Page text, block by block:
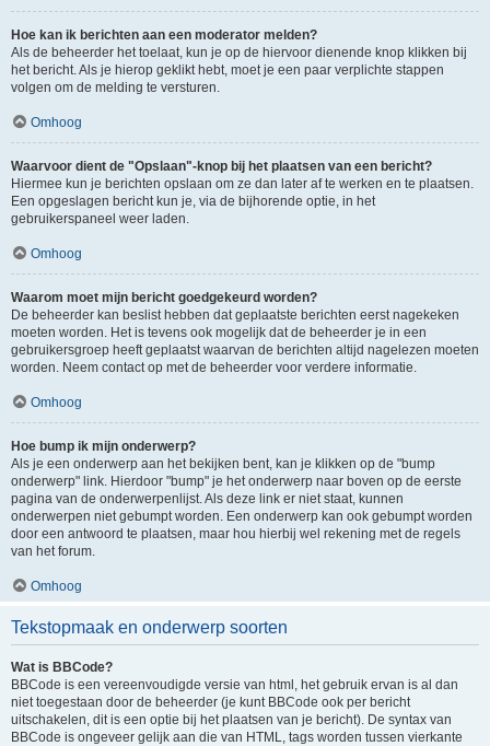
Hoe kan ik berichten aan een moderator melden?
Als de beheerder het toelaat, kun je op de hiervoor dienende knop klikken bij
het bericht. Als je hierop geklikt hebt, moet je een paar verplichte stappen
volgen om de melding te versturen.
Omhoog
Waarvoor dient de "Opslaan"-knop bij het plaatsen van een bericht?
Hiermee kun je berichten opslaan om ze dan later af te werken en te plaatsen.
Een opgeslagen bericht kun je, via de bijhorende optie, in het
gebruikerspaneel weer laden.
Omhoog
Waarom moet mijn bericht goedgekeurd worden?
De beheerder kan beslist hebben dat geplaatste berichten eerst nagekeken
moeten worden. Het is tevens ook mogelijk dat de beheerder je in een
gebruikersgroep heeft geplaatst waarvan de berichten altijd nagelezen moeten
worden. Neem contact op met de beheerder voor verdere informatie.
Omhoog
Hoe bump ik mijn onderwerp?
Als je een onderwerp aan het bekijken bent, kan je klikken op de "bump
onderwerp" link. Hierdoor "bump" je het onderwerp naar boven op de eerste
pagina van de onderwerpenlijst. Als deze link er niet staat, kunnen
onderwerpen niet gebumpt worden. Een onderwerp kan ook gebumpt worden
door een antwoord te plaatsen, maar hou hierbij wel rekening met de regels
van het forum.
Omhoog
Tekstopmaak en onderwerp soorten
Wat is BBCode?
BBCode is een vereenvoudigde versie van html, het gebruik ervan is al dan
niet toegestaan door de beheerder (je kunt BBCode ook per bericht
uitschakelen, dit is een optie bij het plaatsen van je bericht). De syntax van
BBCode is ongeveer gelijk aan die van HTML, tags worden tussen vierkante